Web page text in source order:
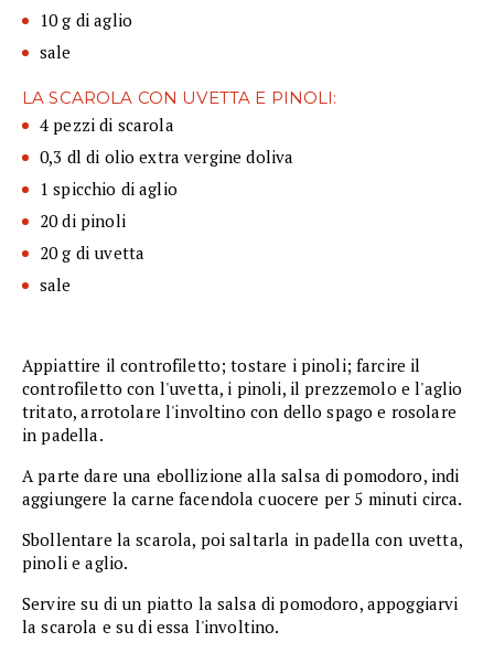
10 g di aglio
sale
LA SCAROLA CON UVETTA E PINOLI:
4 pezzi di scarola
0,3 dl di olio extra vergine doliva
1 spicchio di aglio
20 di pinoli
20 g di uvetta
sale
Appiattire il controfiletto; tostare i pinoli; farcire il
controfiletto con l'uvetta, i pinoli, il prezzemolo e l'aglio
tritato, arrotolare l'involtino con dello spago e rosolare
in padella.
A parte dare una ebollizione alla salsa di pomodoro, indi
aggiungere la carne facendola cuocere per 5 minuti circa.
Sbollentare la scarola, poi saltarla in padella con uvetta,
pinoli e aglio.
Servire su di un piatto la salsa di pomodoro, appoggiarvi
la scarola e su di essa l'involtino.